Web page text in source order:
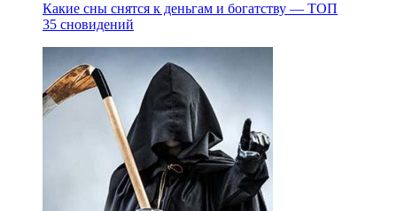
Какие сны снятся к деньгам и богатству — ТОП
35 сновидений